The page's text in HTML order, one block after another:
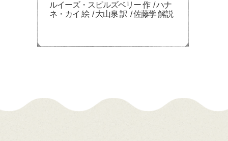
ルイーズ・スピルズベリー 作 / ハナ
ネ・カイ 絵 / 大山泉 訳 / 佐藤学 解説